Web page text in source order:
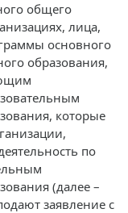
общего
лица,
основного
образования,
которые
по
(далее –
заявление с